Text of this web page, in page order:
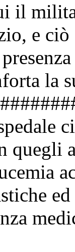
il
e ciò
la
quegli